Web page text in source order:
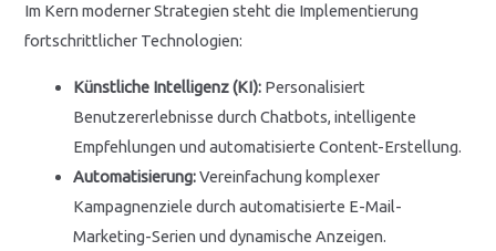
Im Kern moderner Strategien steht die Implementierung
fortschrittlicher Technologien:
Künstliche Intelligenz (KI): Personalisiert
Benutzererlebnisse durch Chatbots, intelligente
Empfehlungen und automatisierte Content-Erstellung.
Automatisierung:Vereinfachung komplexer
Kampagnenziele durch automatisierte E-Mail-
Marketing-Serien und dynamische Anzeigen.